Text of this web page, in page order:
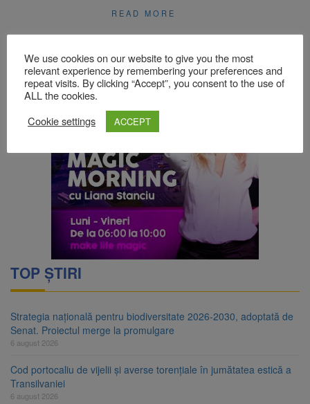
READ MORE
TOP ȘTIRI
Strategia națională pentru biodiversitate 2026-2030, adoptată de
Senat. Proiectul merge la promulgare
6 august 2026
Cod portocaliu de vijelii și averse torențiale în jumătatea estică a
Transilvaniei
6 august 2026
We use cookies on our website to give you the most
relevant experience by remembering your preferences and
repeat visits. By clicking “Accept”, you consent to the use of
ALL the cookies.
Cookie settings
ACCEPT